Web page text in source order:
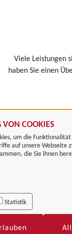
COOKIES
um die
auf unsere
die Sie ihnen
Statistik
Viele Leistungen
haben Sie einen
auf der FAQ-Seite